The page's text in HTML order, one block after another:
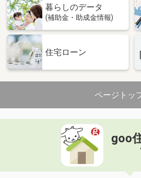
間取り
和歌山県和歌山市毛見
住 所
和歌山県
専有面積 23.18m²
間取り
1K
和歌山県海南市名高
価 格
住 所
和歌山
専有面積 26.5m²
暮らしのデータ
(補助金・助成金情報)
住宅ローン
ページトッ
goo